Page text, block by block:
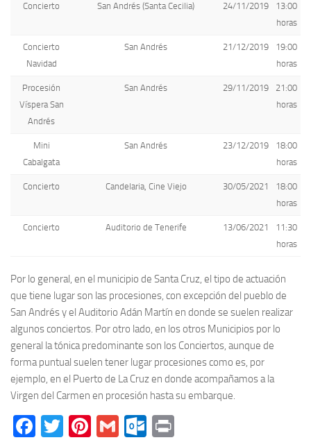
Concierto San Andrés (Santa Cecilia) 24/11/2019
13:00
horas
Concierto
Navidad
San Andrés 21/12/2019
19:00
horas
Procesión
Víspera San
Andrés
San Andrés 29/11/2019
21:00
horas
Mini
Cabalgata
San Andrés 23/12/2019
18:00
horas
Concierto Candelaria, Cine Viejo 30/05/2021
18:00
horas
Concierto Auditorio de Tenerife 13/06/2021
11:30
horas
Por lo general, en el municipio de Santa Cruz, el tipo de actuación
que tiene lugar son las procesiones, con excepción del pueblo de
San Andrés y el Auditorio Adán Martín en donde se suelen realizar
algunos conciertos. Por otro lado, en los otros Municipios por lo
general la tónica predominante son los Conciertos, aunque de
forma puntual suelen tener lugar procesiones como es, por
ejemplo, en el Puerto de La Cruz en donde acompañamos a la
Virgen del Carmen en procesión hasta su embarque.
Facebook
Twitter
Pinterest
GmailOutlook.com